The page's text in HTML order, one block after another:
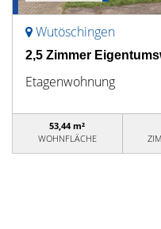
Wutöschingen
2,5 Zimmer
Etagenwohnung
53,44 m²
WOHNFLÄCHE